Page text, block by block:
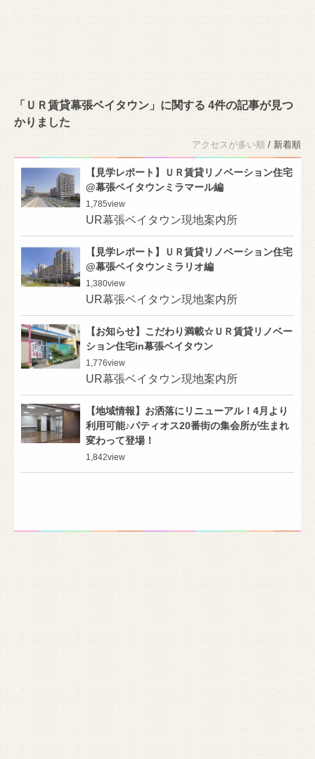
「ＵＲ賃貸幕張ベイタウン」に関する 4件の記事が見つ
かりました
アクセスが多い順 / 新着順
【見学レポート】ＵＲ賃貸リノベーション住宅
@幕張ベイタウンミラマール編
1,785view
UR幕張ベイタウン現地案内所
【見学レポート】ＵＲ賃貸リノベーション住宅
@幕張ベイタウンミラリオ編
1,380view
UR幕張ベイタウン現地案内所
【お知らせ】こだわり満載☆ＵＲ賃貸リノベー
ション住宅in幕張ベイタウン
1,776view
UR幕張ベイタウン現地案内所
【地域情報】お洒落にリニューアル！4月より
利用可能♪パティオス20番街の集会所が生まれ
変わって登場！
1,842view